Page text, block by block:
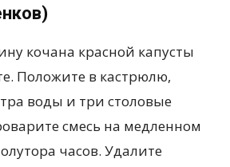
кочана красной капусты
Положите в кастрюлю,
воды и три столовые
смесь на медленном
часов. Удалите